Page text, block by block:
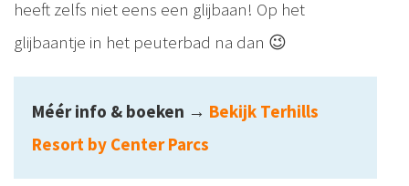
heeft zelfs niet eens een glijbaan! Op het
glijbaantje in het peuterbad na dan 😉
Méér info & boeken → Bekijk Terhills
Resort by Center Parcs